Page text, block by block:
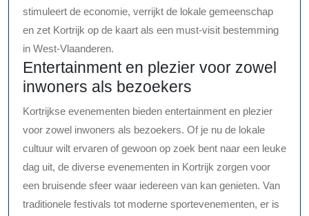
stimuleert de economie, verrijkt de lokale gemeenschap
en zet Kortrijk op de kaart als een must-visit bestemming
in West-Vlaanderen.
Entertainment en plezier voor zowel
inwoners als bezoekers
Kortrijkse evenementen bieden entertainment en plezier
voor zowel inwoners als bezoekers. Of je nu de lokale
cultuur wilt ervaren of gewoon op zoek bent naar een leuke
dag uit, de diverse evenementen in Kortrijk zorgen voor
een bruisende sfeer waar iedereen van kan genieten. Van
traditionele festivals tot moderne sportevenementen, er is